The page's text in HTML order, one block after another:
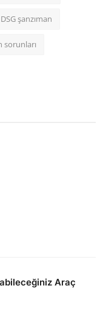
DSG şanzıman
sorunları
Araç